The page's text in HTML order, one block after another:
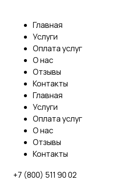
Главная
Услуги
Оплата услуг
О нас
Отзывы
Контакты
Главная
Услуги
Оплата услуг
О нас
Отзывы
Контакты
+7 (800) 511 90 02